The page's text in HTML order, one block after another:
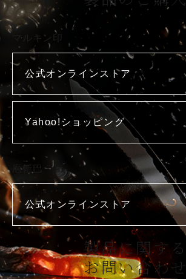
マルキン印
公式オンラインストア
Yahoo!ショッピング
庖斬巴
公式オンラインストア
製品に関する
お問い合わせ